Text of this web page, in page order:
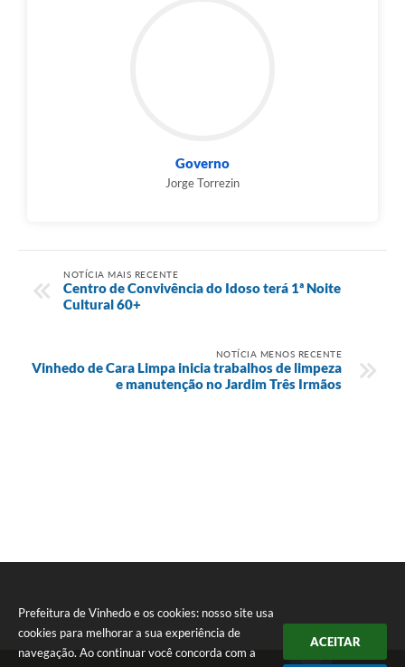
Prefeitura de Vinhedo e os cookies: nosso site usa
cookies para melhorar a sua experiência de
navegação. Ao continuar você concorda com a
ACEITAR
Governo
Jorge Torrezin
NOTÍCIA MAIS RECENTE
Centro de Convivência do Idoso terá 1ª Noite
Cultural 60+
NOTÍCIA MENOS RECENTE
Vinhedo de Cara Limpa inicia trabalhos de limpeza
e manutenção no Jardim Três Irmãos